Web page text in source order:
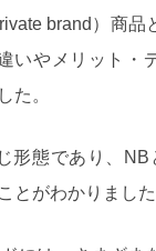
brand）商品
いやメリット・
た。
形態であり、
とがわかりました